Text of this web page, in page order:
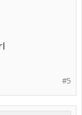
#5